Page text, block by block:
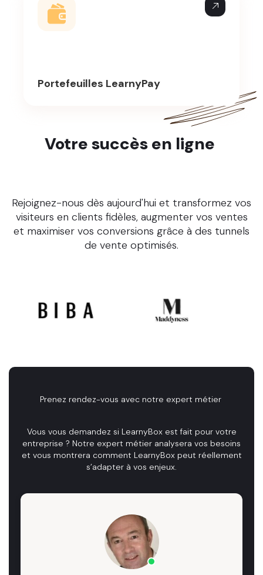
Portefeuilles LearnyPay
Votre succès en ligne
Rejoignez-nous dès aujourd'hui et transformez vos
visiteurs en clients fidèles, augmenter vos ventes
et maximiser vos conversions grâce à des tunnels
de vente optimisés.
Prenez rendez-vous avec notre expert métier
Vous vous demandez si LearnyBox est fait pour votre
entreprise ? Notre expert métier analysera vos besoins
et vous montrera comment LearnyBox peut réellement
s’adapter à vos enjeux.